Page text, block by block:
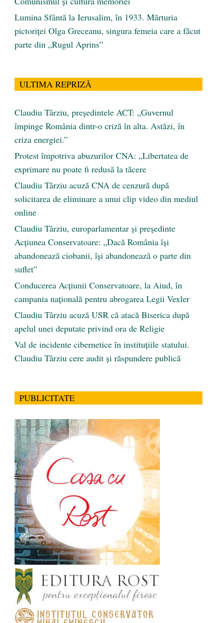
Lumina Sfântă la Ierusalim, în 1933. Mărturia
pictoriței Olga Greceanu, singura femeia care a făcut
parte din „Rugul Aprins”
ULTIMA REPRIZĂ
Claudiu Târziu, președintele ACT: „Guvernul
împinge România dintr-o criză în alta. Astăzi, în
criza energiei.”
Protest împotriva abuzurilor CNA: „Libertatea de
exprimare nu poate fi redusă la tăcere
Claudiu Târziu acuză CNA de cenzură după
solicitarea de eliminare a unui clip video din mediul
online
Claudiu Târziu, europarlamentar și președinte
Acțiunea Conservatoare: „Dacă România își
abandonează ciobanii, își abandonează o parte din
suflet”
Conducerea Acțiunii Conservatoare, la Aiud, în
campania națională pentru abrogarea Legii Vexler
Claudiu Târziu acuză USR că atacă Biserica după
apelul unei deputate privind ora de Religie
Val de incidente cibernetice în instituțiile statului.
Claudiu Târziu cere audit și răspundere publică
PUBLICITATE